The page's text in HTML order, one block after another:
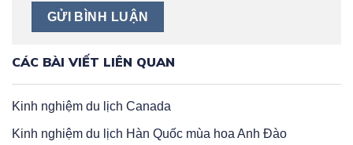
CÁC BÀI VIẾT LIÊN QUAN
Kinh nghiệm du lịch Canada
Kinh nghiệm du lịch Hàn Quốc mùa hoa Anh Đào